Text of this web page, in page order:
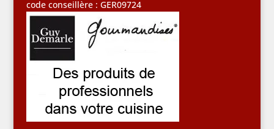
code conseillère : GER09724